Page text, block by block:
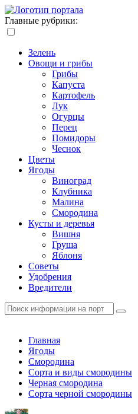
Главные рубрики:
Зелень
Овощи и грибы
Грибы
Капуста
Картофель
Лук
Огурцы
Перец
Помидоры
Чеснок
Цветы
Ягоды
Виноград
Клубника
Малина
Смородина
Кусты и деревья
Вишня
Груша
Яблоня
Советы
Удобрения
Вредители
Главная
Ягоды
Смородина
Сорта и виды смородины
Черная смородина
Сорта черной смородины